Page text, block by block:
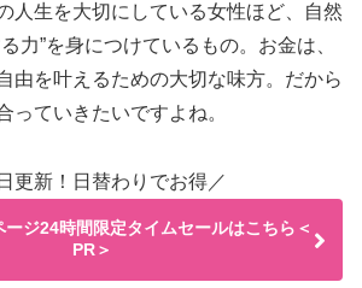
人生を大切にしている女性ほど、自然
力”を身につけているもの。お金は、
由を叶えるための大切な味方。だから
っていきたいですよね。
更新！日替わりでお得／
ジ24時間限定タイムセールはこちら＜
PR＞